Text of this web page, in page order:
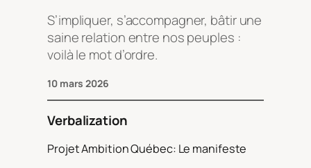
S’impliquer, s’accompagner, bâtir une
saine relation entre nos peuples :
voilà le mot d’ordre.
10 mars 2026
Verbalization
Projet Ambition Québec: Le manifeste